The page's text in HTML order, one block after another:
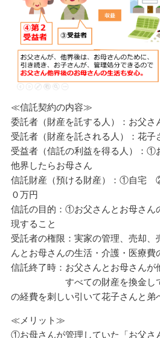
≪信託契約の内容≫
委託者（財産を託する人）：お父さ
受託者（財産を託される人）：花子
受益者（信託の利益を得る人）：
他界したらお母さん
信託財産（預ける財産）：①自宅
０万円
信託の目的：①お父さんとお母さん
現すること
受託者の権限：実家の管理、売却、
んとお母さんの生活・介護・医療費
信託終了時：お父さんとお母さんが
すべての財産を換金して、
の経費を刺しい引いて花子さんと弟
≪メリット≫
①お母さんが管理していた「お父さ